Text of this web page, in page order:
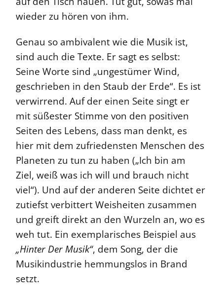
wieder zu hören von ihm.
Genau so ambivalent wie die Musik ist,
sind auch die Texte. Er sagt es selbst:
Seine Worte sind „ungestümer Wind,
geschrieben in den Staub der Erde“. Es ist
verwirrend. Auf der einen Seite singt er
mit süßester Stimme von den positiven
Seiten des Lebens, dass man denkt, es
hier mit dem zufriedensten Menschen des
Planeten zu tun zu haben („Ich bin am
Ziel, weiß was ich will und brauch nicht
viel“). Und auf der anderen Seite dichtet er
zutiefst verbittert Weisheiten zusammen
und greift direkt an den Wurzeln an, wo es
weh tut. Ein exemplarisches Beispiel aus
„Hinter Der Musik“, dem Song, der die
Musikindustrie hemmungslos in Brand
setzt.